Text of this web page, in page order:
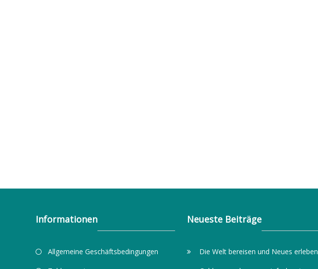
Informationen
Allgemeine Geschäftsbedingungen
Neueste Beiträge
Die Welt bereisen und Neues erleben